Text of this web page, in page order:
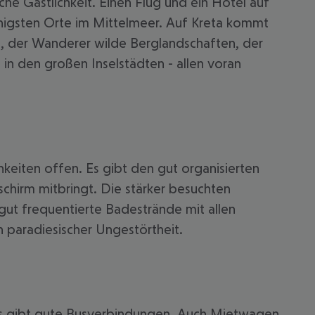
Orte im Mittelmeer. Auf Kreta kommt
der Wanderer wilde Berglandschaften, der
den großen Inselstädten - allen voran
offen. Es gibt den gut organisierten
mitbringt. Die stärker besuchten
frequentierte Badestrände mit allen
paradiesischer Ungestörtheit.
akzeptieren